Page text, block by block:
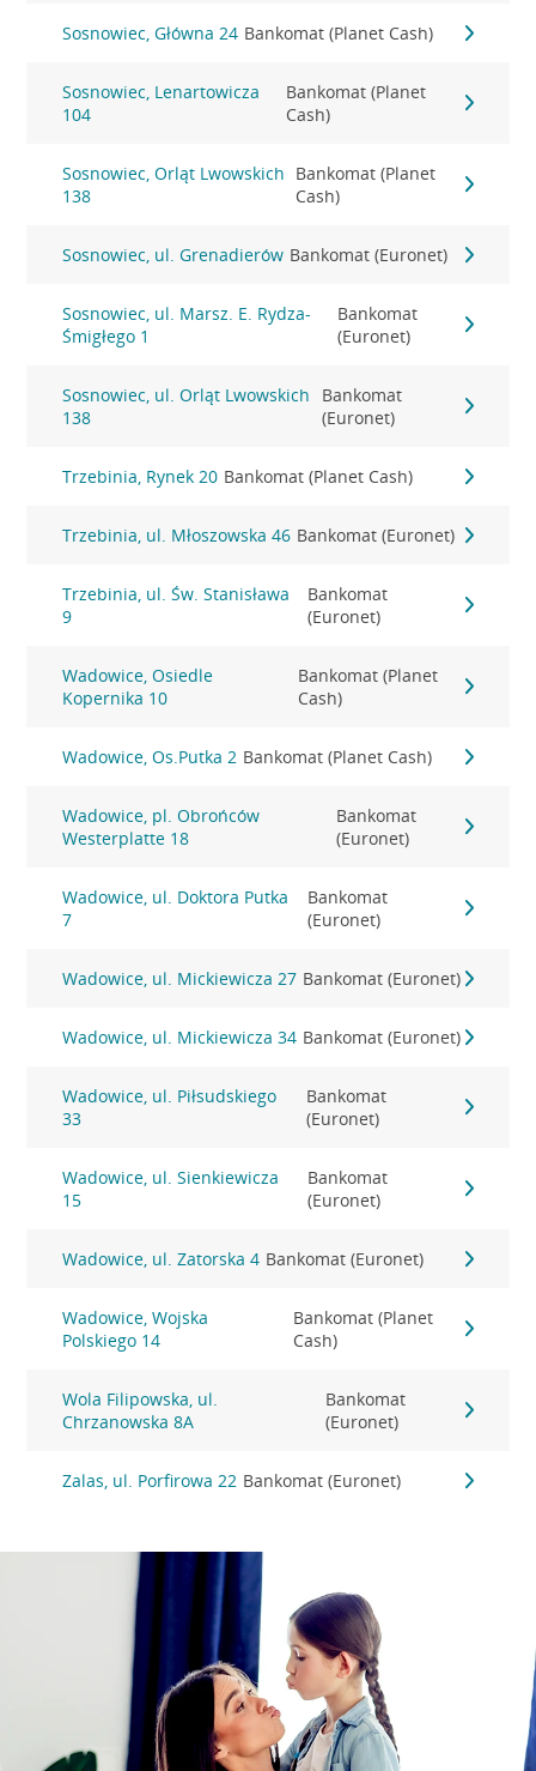
Sosnowiec, Główna 24 Bankomat (Planet Cash)
Sosnowiec, Lenartowicza
104
Bankomat (Planet
Cash)
Sosnowiec, Orląt Lwowskich
138
Bankomat (Planet
Cash)
Sosnowiec, ul. Grenadierów Bankomat (Euronet)
Sosnowiec, ul. Marsz. E. Rydza-
Śmigłego 1
Bankomat
(Euronet)
Sosnowiec, ul. Orląt Lwowskich
138
Bankomat
(Euronet)
Trzebinia, Rynek 20 Bankomat (Planet Cash)
Trzebinia, ul. Młoszowska 46 Bankomat (Euronet)
Trzebinia, ul. Św. Stanisława
9
Bankomat
(Euronet)
Wadowice, Osiedle
Kopernika 10
Bankomat (Planet
Cash)
Wadowice, Os.Putka 2 Bankomat (Planet Cash)
Wadowice, pl. Obrońców
Westerplatte 18
Bankomat
(Euronet)
Wadowice, ul. Doktora Putka
7
Bankomat
(Euronet)
Wadowice, ul. Mickiewicza 27 Bankomat (Euronet)
Wadowice, ul. Mickiewicza 34 Bankomat (Euronet)
Wadowice, ul. Piłsudskiego
33
Bankomat
(Euronet)
Wadowice, ul. Sienkiewicza
15
Bankomat
(Euronet)
Wadowice, ul. Zatorska 4 Bankomat (Euronet)
Wadowice, Wojska
Polskiego 14
Bankomat (Planet
Cash)
Wola Filipowska, ul.
Chrzanowska 8A
Bankomat
(Euronet)
Zalas, ul. Porfirowa 22 Bankomat (Euronet)